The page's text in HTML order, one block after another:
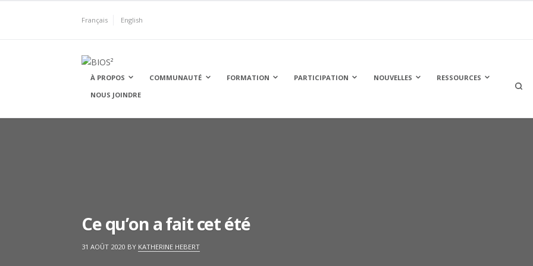
Français English
BIOS²
À PROPOS COMMUNAUTÉ FORMATION PARTICIPATION NOUVELLES
RESSOURCES
NOUS JOINDRE
OPEN
Ce qu’on a fait cet été
ON
31 AOÛT 2020 BY KATHERINE HEBERT